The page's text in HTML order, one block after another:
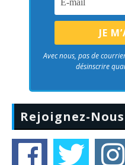
Avec nous, pas de
désinscrire
Rejoignez-Nous